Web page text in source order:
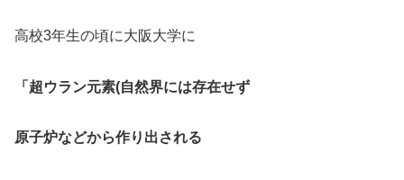
高校3年生の頃に大阪大学に
「超ウラン元素(自然界には存在せず
原子炉などから作り出される